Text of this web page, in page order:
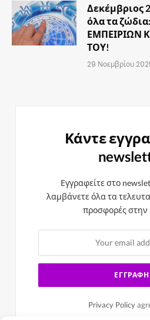
Δεκέμβριος
όλα τα
ΕΜΠΕΙΡΙΩΝ
ΤΟΥ!
29 Νοεμβρίου
Κάντε
Εγγραφείτε στο
λαμβάνετε όλα τα
προσφορές στην
Privacy Policy